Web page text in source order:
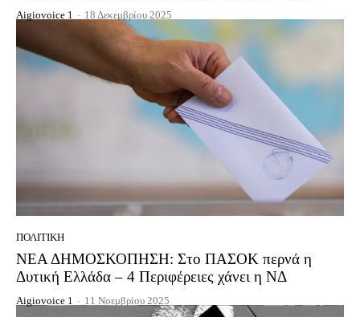
Aigiovoice 1 - 18 Δεκεμβρίου 2025
ΠΟΛΙΤΙΚΉ
ΝΕΑ ΔΗΜΟΣΚΟΠΗΣΗ: Στο ΠΑΣΟΚ περνά η
Δυτική Ελλάδα – 4 Περιφέρειες χάνει η ΝΔ
Aigiovoice 1 - 11 Νοεμβρίου 2025